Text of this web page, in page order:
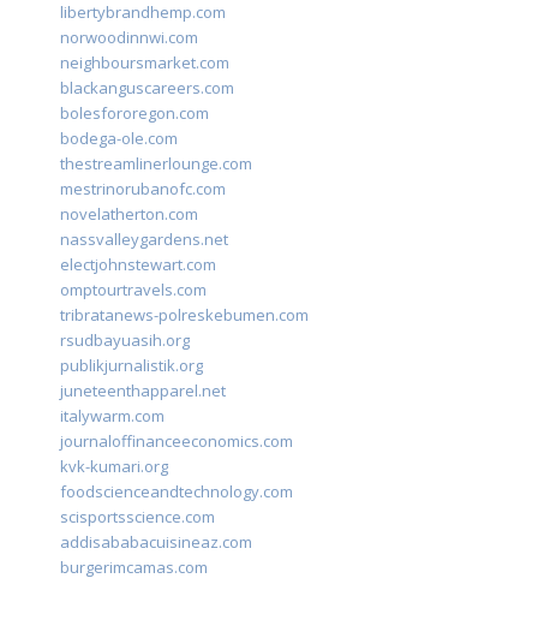
libertybrandhemp.com
norwoodinnwi.com
neighboursmarket.com
blackanguscareers.com
bolesfororegon.com
bodega-ole.com
thestreamlinerlounge.com
mestrinorubanofc.com
novelatherton.com
nassvalleygardens.net
electjohnstewart.com
omptourtravels.com
tribratanews-polreskebumen.com
rsudbayuasih.org
publikjurnalistik.org
juneteenthapparel.net
italywarm.com
journaloffinanceeconomics.com
kvk-kumari.org
foodscienceandtechnology.com
scisportsscience.com
addisababacuisineaz.com
burgerimcamas.com